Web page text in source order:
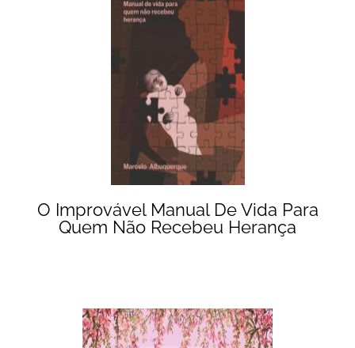
O Improvável Manual De Vida Para
Quem Não Recebeu Herança